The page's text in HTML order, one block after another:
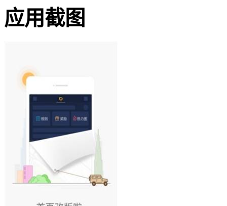
应用截图